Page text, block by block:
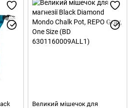
Великий мішечок для